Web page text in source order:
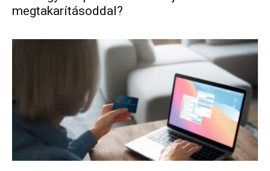
megtakarításoddal?